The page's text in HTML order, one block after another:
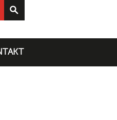
Sklep